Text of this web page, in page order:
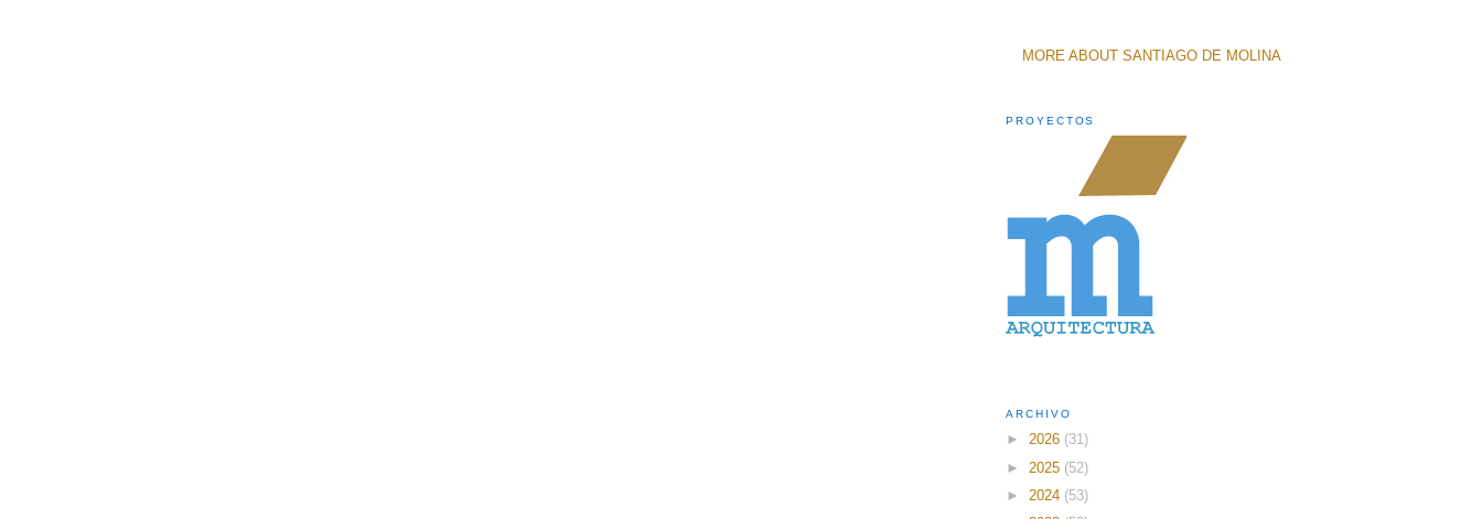
MORE ABOUT SANTIAGO DE MOLINA
PROYECTOS
ARCHIVO
►2026 (31)
► 2025 (52)
► 2024 (53)